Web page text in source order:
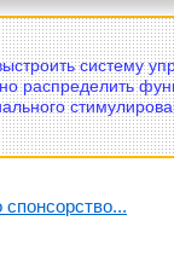
систему
распределить
спонсорство...